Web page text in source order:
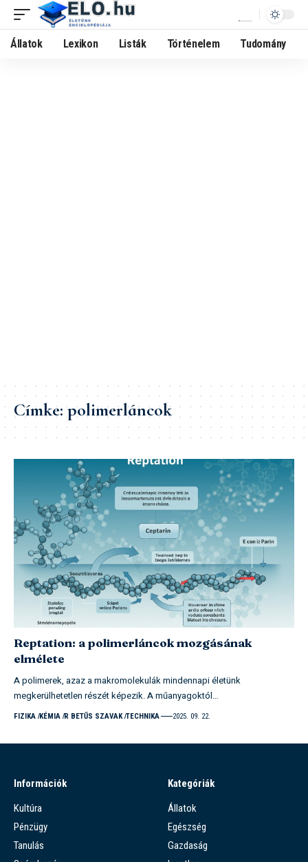
Állatok Lexikon Listák Történelem Tudomány
Címke:polimerláncok
Reptation: a polimerláncok mozgásának
elmélete
A polimerek, azaz a makromolekulák mindennapi életünk
megkerülhetetlen részét képezik. A műanyagoktól…
FIZIKA KÉMIA R BETŰS SZAVAK TECHNIKA 2025. 09. 22.
Információk
Kultúra
Pénzügy
Tanulás
Kategóriák
Állatok
Egészség
Gazdaság